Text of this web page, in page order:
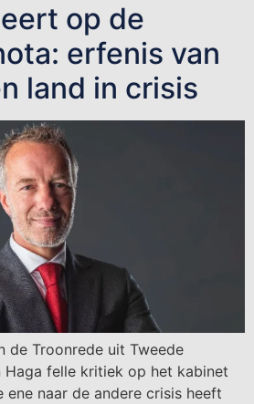
op de
erfenis van
land in crisis
de Troonrede uit Tweede
Haga felle kritiek op het kabinet
ene naar de andere crisis heeft